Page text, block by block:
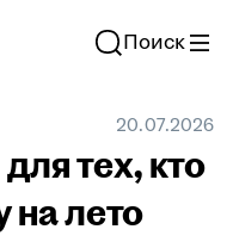
Поиск
20.07.2026
тех, кто
на лето